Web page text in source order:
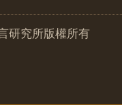
研究所版權所有